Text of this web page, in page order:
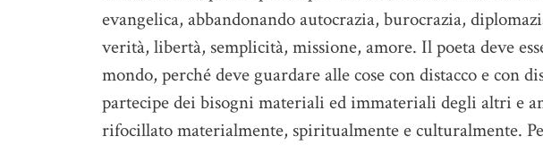
evangelica, abbandonando autocrazia, burocrazia,
verità, libertà, semplicità, missione, amore. Il poeta deve
mondo, perché deve guardare alle cose con distacco e con
partecipe dei bisogni materiali ed immateriali degli altri e
rifocillato materialmente, spiritualmente e culturalmente.